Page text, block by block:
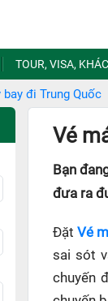
TOUR, VISA,
bay đi Trung Quốc
Vé
Bạn
đưa ra
Đặt Vé
sai sót
chuyến